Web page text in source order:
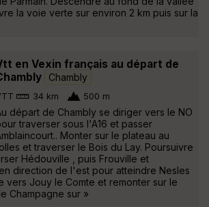
la voie verte sur environ 2 km puis sur la
en Vexin français au départ de
Chambly
34 km 500 m
départ de Chambly se diriger vers le NO
traverser sous l'A16 et passer
Monter sur le plateau au
et traverser le Bois du Lay. Poursuivre
Hédouville , puis Frouville et
direction de l'est pour atteindre Nesles
vers Jouy le Comte et remonter sur le
Champagne sur »